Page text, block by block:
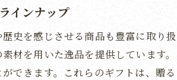
カタログギフトを通じて新潟の自
自然の恵みを体感できる商品
文化体験を提供する特別な
新潟の魅力を五感で味わう
インナップ
史を感じさせる商品も豊富に取り
材を用いた逸品を提供しています
できます。これらのギフトは、贈